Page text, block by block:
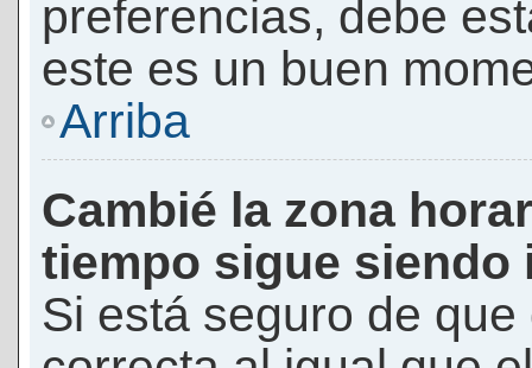
preferencias, debe
este es un buen
Arriba
Cambié la zona
tiempo sigue siendo
Si está seguro de